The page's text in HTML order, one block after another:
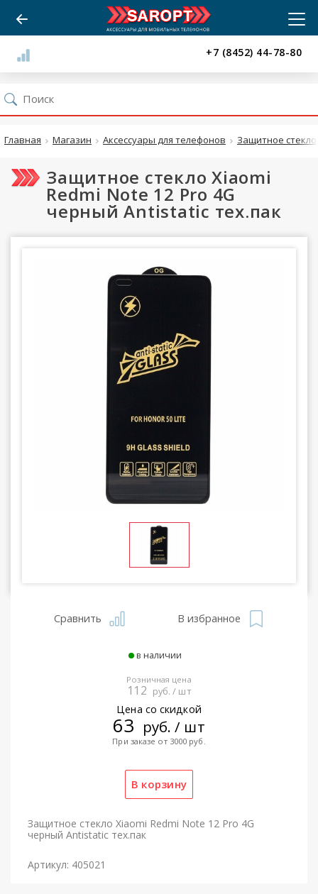
+7 (8452) 44-78-80
Главная Магазин Аксессуары для телефонов Защитное стекло
Защитное стекло Xiaomi
Redmi Note 12 Pro 4G
черный Antistatic тех.пак
Сравнить В избранное
в наличии
Розничная цена
112 руб. / шт
Цена со скидкой
63 руб. / шт
При заказе от 3000 руб.
Защитное стекло Xiaomi Redmi Note 12 Pro 4G
черный Antistatic тех.пак
Артикул: 405021